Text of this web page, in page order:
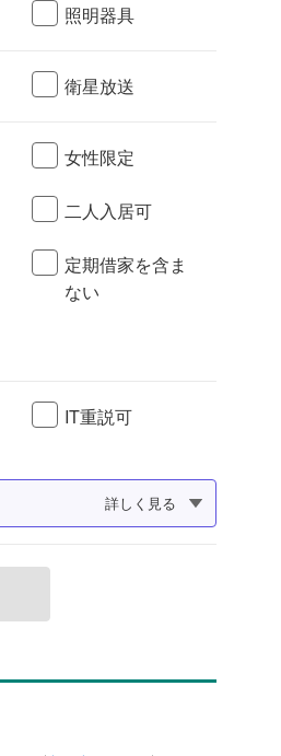
照明器具
衛星放送
女性限定
二人入居可
定期借家を含ま
ない
IT重説可
詳しく見る